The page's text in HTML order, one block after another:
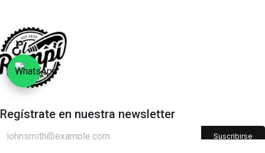
Regístrate en nuestra newsletter​
Suscribirse